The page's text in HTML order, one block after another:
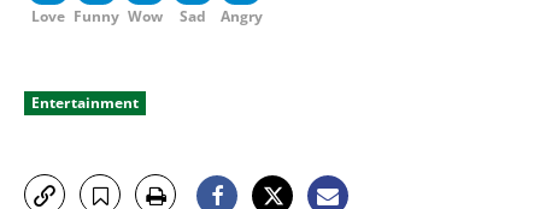
Love Funny Wow
Sad
Angry
Entertainment